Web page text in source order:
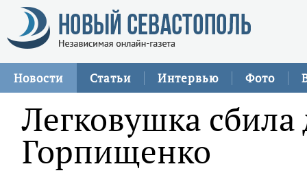
Новости Статьи Интервью Фото
Легковушка
Горпищенко